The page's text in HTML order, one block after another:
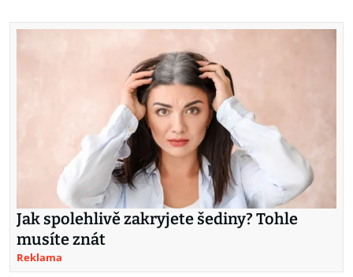
Jak spolehlivě zakryjete šediny? Tohle
musíte znát
Reklama